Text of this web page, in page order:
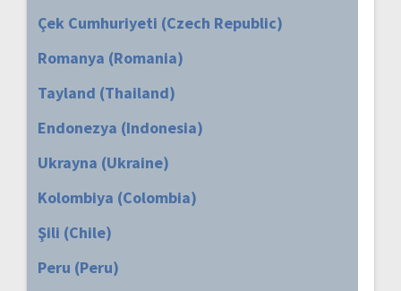
Çek Cumhuriyeti (Czech Republic)
Romanya (Romania)
Tayland (Thailand)
Endonezya (Indonesia)
Ukrayna (Ukraine)
Kolombiya (Colombia)
Şili (Chile)
Peru (Peru)